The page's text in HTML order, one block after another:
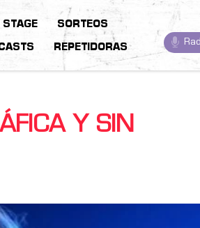
STAGE SORTEOS
REPETIDORAS
Y SIN